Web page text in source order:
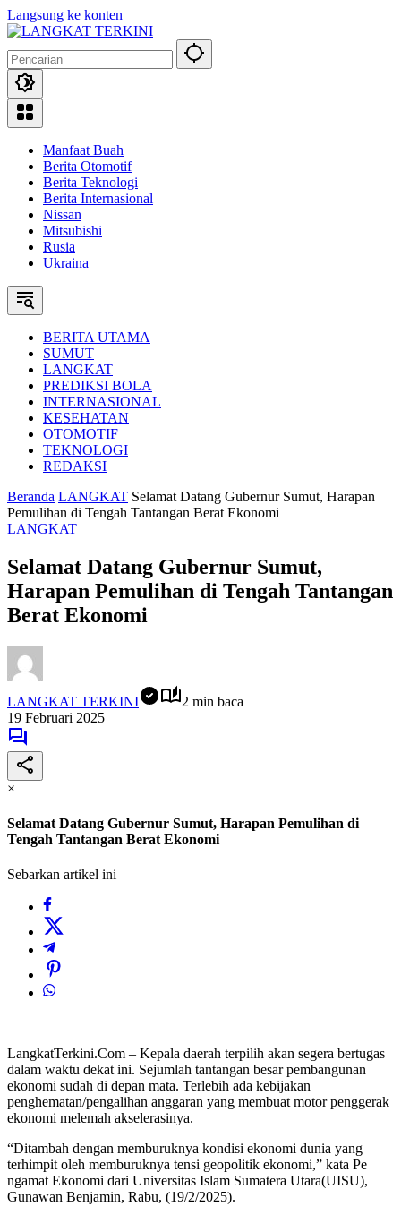
Langsung ke konten
Manfaat Buah
Berita Otomotif
Berita Teknologi
Berita Internasional
Nissan
Mitsubishi
Rusia
Ukraina
BERITA UTAMA
SUMUT
LANGKAT
PREDIKSI BOLA
INTERNASIONAL
KESEHATAN
OTOMOTIF
TEKNOLOGI
REDAKSI
Beranda LANGKAT Selamat Datang Gubernur Sumut, Harapan
Pemulihan di Tengah Tantangan Berat Ekonomi
LANGKAT
Selamat Datang Gubernur Sumut,
Harapan Pemulihan di Tengah Tantangan
Berat Ekonomi
LANGKAT TERKINI
2 min baca
19 Februari 2025
×
Selamat Datang Gubernur Sumut, Harapan Pemulihan di
Tengah Tantangan Berat Ekonomi
Sebarkan artikel ini
LangkatTerkini.Com – Kepala daerah terpilih akan segera bertugas
dalam waktu dekat ini. Sejumlah tantangan besar pembangunan
ekonomi sudah di depan mata. Terlebih ada kebijakan
penghematan/pengalihan anggaran yang membuat motor penggerak
ekonomi melemah akselerasinya.
“Ditambah dengan memburuknya kondisi ekonomi dunia yang
terhimpit oleh memburuknya tensi geopolitik ekonomi,” kata Pe
ngamat Ekonomi dari Universitas Islam Sumatera Utara(UISU),
Gunawan Benjamin, Rabu, (19/2/2025).